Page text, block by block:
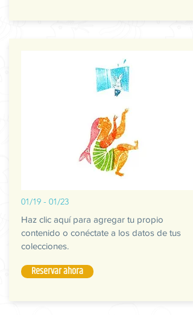
01/19 - 01/23
Haz clic aquí para agregar tu propio
contenido o conéctate a los datos de tus
colecciones.
Reservar ahora